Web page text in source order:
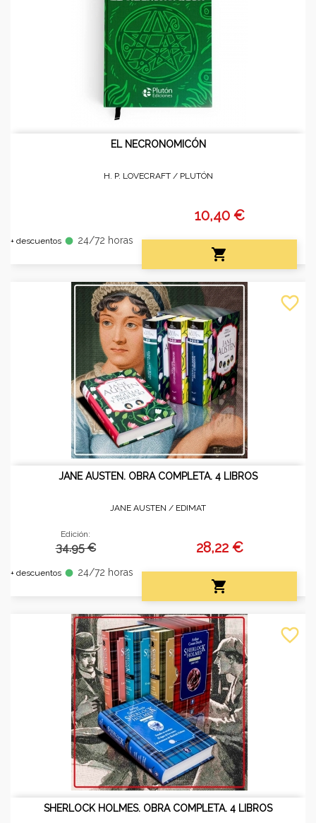
EL NECRONOMICÓN
H. P. LOVECRAFT / PLUTÓN
+ descuentos fiber_manual_record 24/72 horas
10,40 €

JANE AUSTEN. OBRA COMPLETA. 4 LIBROS
JANE AUSTEN / EDIMAT
Edición:
34.95 €
+ descuentos fiber_manual_record 24/72 horas
28,22 €

favorite_border
SHERLOCK HOLMES. OBRA COMPLETA. 4 LIBROS
favorite_border